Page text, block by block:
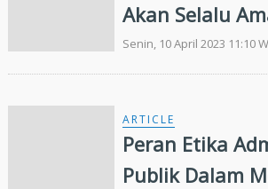
Akan Selalu
Beri Pelayanan
Senin, 10 April 2023 11:10
ARTICLE
Peran Etika
Publik Dalam